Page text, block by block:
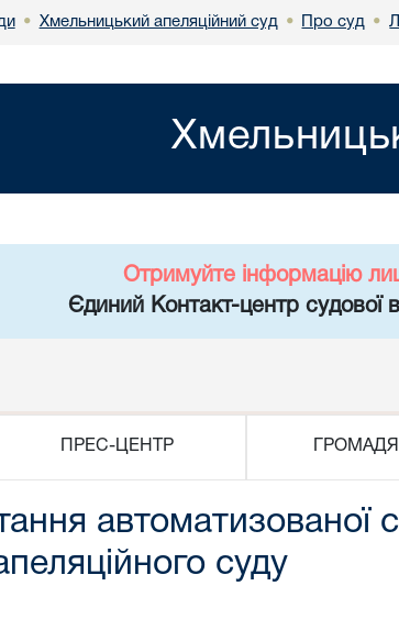
• Хмельницький апеляційний суд • Про суд •
Отримуйте інформацію
Єдиний Контакт-центр судової
ПРЕС-ЦЕНТР
автоматизованої
суду